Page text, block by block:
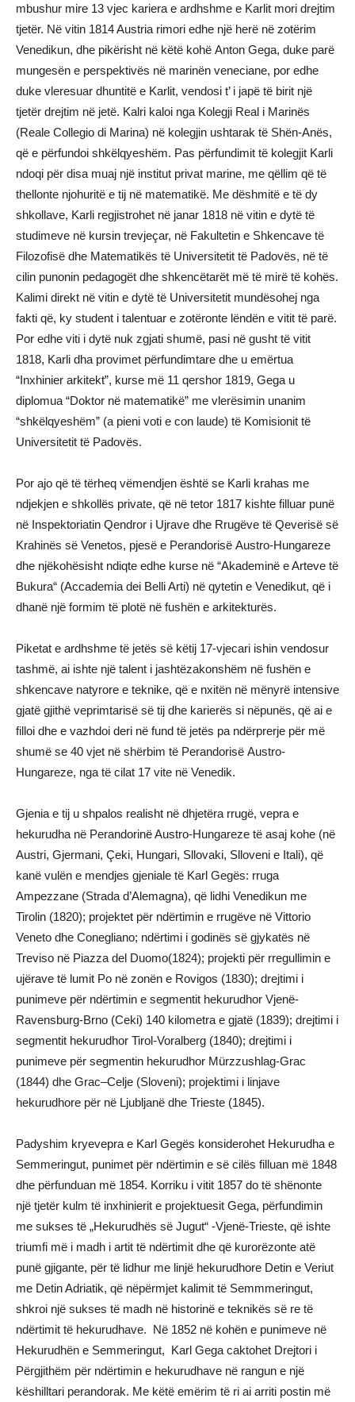
mbushur mire 13 vjec kariera e ardhshme e Karlit mori drejtim
tjetёr. Nё vitin 1814 Austria rimori edhe njё herё nё zotёrim
Venedikun, dhe pikёrisht nё kёtё kohё Anton Gega, duke parё
mungesёn e perspektivёs nё marinёn veneciane, por edhe
duke vleresuar dhuntitё e Karlit, vendosi t’ i japё tё birit njё
tjetёr drejtim nё jetё. Kalri kaloi nga Kolegji Real i Marinёs
(Reale Collegio di Marina) nё kolegjin ushtarak tё Shёn-Anёs,
që e përfundoi shkëlqyeshëm. Pas pёrfundimit tё kolegjit Karli
ndoqi pёr disa muaj njё institut privat marine, me qёllim qё tё
thellonte njohuritё e tij nё matematikё. Me dëshmitë e të dy
shkollave, Karli regjistrohet në janar 1818 në vitin e dytë të
studimeve në kursin trevjeçar, në Fakultetin e Shkencave të
Filozofisë dhe Matematikës të Universitetit të Padovës, në të
cilin punonin pedagogët dhe shkencëtarët më të mirë të kohës.
Kalimi direkt në vitin e dytë të Universitetit mundësohej nga
fakti që, ky student i talentuar e zotëronte lëndën e vitit të parë.
Por edhe viti i dytë nuk zgjati shumë, pasi në gusht të vitit
1818, Karli dha provimet përfundimtare dhe u emërtua
“Inxhinier arkitekt”, kurse më 11 qershor 1819, Gega u
diplomua “Doktor në matematikë” me vlerësimin unanim
“shkëlqyeshëm” (a pieni voti e con laude) të Komisionit të
Universitetit të Padovës.
Por ajo qё tё tёrheq vёmendjen ёshtё se Karli krahas me
ndjekjen e shkollёs private, qё nё tetor 1817 kishte filluar punё
nё Inspektoriatin Qendror i Ujrave dhe Rrugёve tё Qeverisё sё
Krahinёs sё Venetos, pjesё e Perandorisё Austro-Hungareze
dhe njëkohësisht ndiqte edhe kurse nё “Akademinë e Arteve të
Bukura“ (Accademia dei Belli Arti) nё qytetin e Venedikut, qё i
dhanë njё formim tё plotё nё fushёn e arkitekturёs.
Piketat e ardhshme tё jetёs sё kёtij 17-vjecari ishin vendosur
tashmё, ai ishte njё talent i jashtёzakonshёm nё fushёn e
shkencave natyrore e teknike, qё e nxitёn nё mёnyrё intensive
gjatё gjithё veprimtarisё sё tij dhe karierёs si nёpunёs, qё ai e
filloi dhe e vazhdoi deri nё fund tё jetёs pa ndёrprerje pёr mё
shumё se 40 vjet nё shёrbim tё Perandorisё Austro-
Hungareze, nga tё cilat 17 vite nё Venedik.
Gjenia e tij u shpalos realisht në dhjetëra rrugë, vepra e
hekurudha në Perandorinë Austro-Hungareze të asaj kohe (në
Austri, Gjermani, Çeki, Hungari, Sllovaki, Slloveni e Itali), që
kanë vulën e mendjes gjeniale të Karl Gegës: rruga
Ampezzane (Strada d’Alemagna), që lidhi Venedikun me
Tirolin (1820); projektet për ndërtimin e rrugëve në Vittorio
Veneto dhe Conegliano; ndërtimi i godinës së gjykatës në
Treviso në Piazza del Duomo(1824); projekti për rregullimin e
ujërave të lumit Po në zonën e Rovigos (1830); drejtimi i
punimeve për ndërtimin e segmentit hekurudhor Vjenë-
Ravensburg-Brno (Ceki) 140 kilometra e gjatë (1839); drejtimi i
segmentit hekurudhor Tirol-Voralberg (1840); drejtimi i
punimeve për segmentin hekurudhor Mürzzushlag-Grac
(1844) dhe Grac–Celje (Sloveni); projektimi i linjave
hekurudhore për në Ljubljanë dhe Trieste (1845).
Padyshim kryevepra e Karl Gegës konsiderohet Hekurudha e
Semmeringut, punimet për ndërtimin e së cilës filluan më 1848
dhe përfunduan më 1854. Korriku i vitit 1857 do të shënonte
një tjetër kulm të inxhinierit e projektuesit Gega, përfundimin
me sukses të „Hekurudhës së Jugut“ -Vjenë-Trieste, që ishte
triumfi më i madh i artit të ndërtimit dhe që kurorëzonte atë
punë gjigante, për të lidhur me linjë hekurudhore Detin e Veriut
me Detin Adriatik, që nëpërmjet kalimit të Semmmeringut,
shkroi një sukses të madh në historinë e teknikës së re të
ndërtimit të hekurudhave. Nё 1852 nё kohёn e punimeve nё
Hekurudhёn e Semmeringut, Karl Gega caktohet Drejtori i
Pёrgjithёm pёr ndёrtimin e hekurudhave nё rangun e njё
kёshilltari perandorak. Me kёtё emёrim tё ri ai arriti postin mё